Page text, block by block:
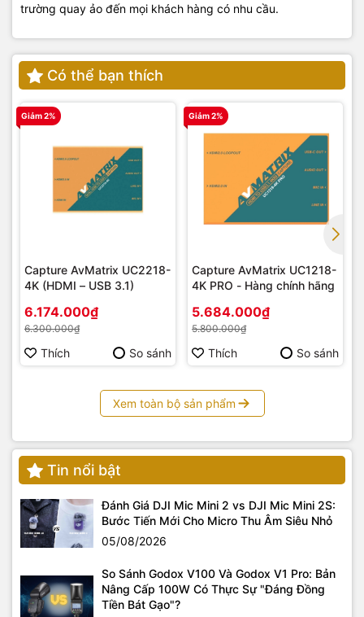
trường quay ảo đến mọi khách hàng có nhu cầu.
Có thể bạn thích
Giảm 2%
Capture AvMatrix UC2218-
4K (HDMI – USB 3.1)
6.174.000₫
6.300.000₫
Thích So sánh
Giảm 2%
Capture AvMatrix UC1218-
4K PRO - Hàng chính hãng
5.684.000₫
5.800.000₫
Thích So sánh
Xem toàn bộ sản phẩm
Tin nổi bật
Đánh Giá DJI Mic Mini 2 vs DJI Mic Mini 2S:
Bước Tiến Mới Cho Micro Thu Âm Siêu Nhỏ
05/08/2026
So Sánh Godox V100 Và Godox V1 Pro: Bản
Nâng Cấp 100W Có Thực Sự "Đáng Đồng
Tiền Bát Gạo"?